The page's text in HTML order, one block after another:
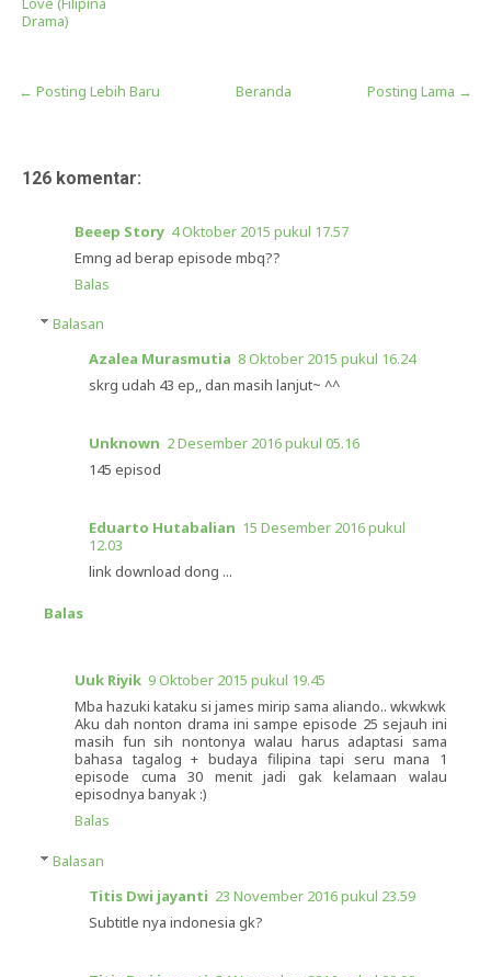
Drama)
← Posting Lebih Baru Posting Lama →
Beranda
126 komentar:
Beeep Story 4 Oktober 2015 pukul 17.57
Emng ad berap episode mbq??
Balas
Balasan
Azalea Murasmutia 8 Oktober 2015 pukul 16.24
skrg udah 43 ep,, dan masih lanjut~ ^^
Unknown 2 Desember 2016 pukul 05.16
145 episod
Eduarto Hutabalian 15 Desember 2016 pukul
12.03
link download dong ...
Balas
Uuk Riyik 9 Oktober 2015 pukul 19.45
Mba hazuki kataku si james mirip sama aliando.. wkwkwk
Aku dah nonton drama ini sampe episode 25 sejauh ini
masih fun sih nontonya walau harus adaptasi sama
bahasa tagalog + budaya filipina tapi seru mana 1
episode cuma 30 menit jadi gak kelamaan walau
episodnya banyak :)
Balas
Balasan
Titis Dwi jayanti 23 November 2016 pukul 23.59
Subtitle nya indonesia gk?